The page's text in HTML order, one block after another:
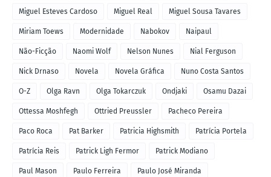
Miguel Esteves Cardoso Miguel Real Miguel Sousa Tavares
Miriam Toews Modernidade Nabokov Naipaul
Não-Ficção Naomi Wolf Nelson Nunes Nial Ferguson
Nick Drnaso Novela Novela Gráfica Nuno Costa Santos
O-Z Olga Ravn Olga Tokarczuk Ondjaki Osamu Dazai
Ottessa Moshfegh Ottried Preussler Pacheco Pereira
Paco Roca Pat Barker Patricia Highsmith Patrícia Portela
Patrícia Reis Patrick Ligh Fermor Patrick Modiano
Paul Mason Paulo Ferreira Paulo José Miranda